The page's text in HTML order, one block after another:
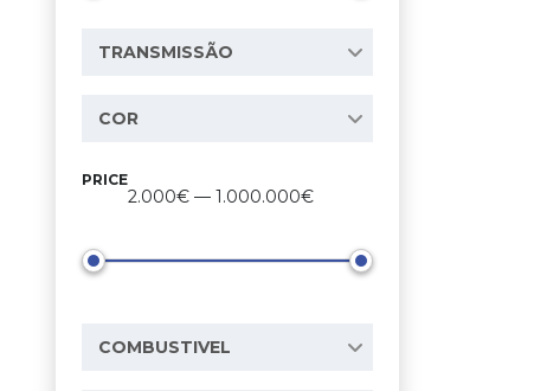
TRANSMISSÃO
COR
PRICE
2.000€ — 1.000.000€
COMBUSTIVEL